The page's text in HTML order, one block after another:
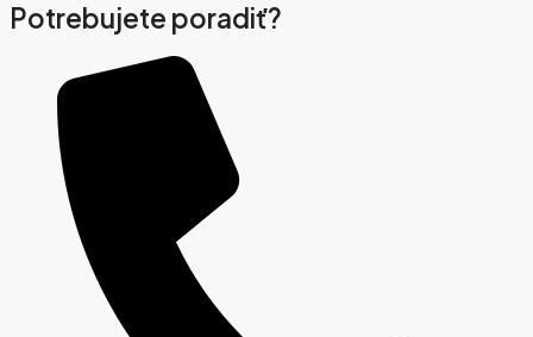
Potrebujete poradiť?